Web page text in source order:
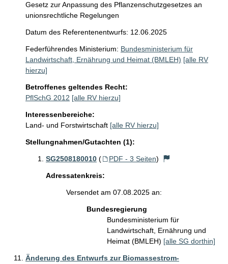
Gesetz zur Anpassung des Pflanzenschutzgesetzes an
unionsrechtliche Regelungen
Datum des Referentenentwurfs: 12.06.2025
Federführendes Ministerium: Bundesministerium für
Landwirtschaft, Ernährung und Heimat (BMLEH) [alle RV
hierzu]
Betroffenes geltendes Recht:
PflSchG 2012 [alle RV hierzu]
Interessenbereiche:
Land- und Forstwirtschaft [alle RV hierzu]
Stellungnahmen/Gutachten (1):
SG2508180010 ( PDF - 3 Seiten)
Adressatenkreis:
Versendet am 07.08.2025 an:
Bundesregierung
Bundesministerium für
Landwirtschaft, Ernährung und
Heimat (BMLEH) [alle SG dorthin]
Änderung des Entwurfs zur Biomassestrom-